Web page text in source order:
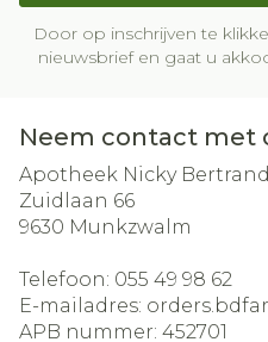
Door op inschrijven te
nieuwsbrief en gaat u
Neem contact met
Apotheek Nicky Bertrand
Zuidlaan 66
9630 Munkzwalm
Telefoon: 055 49 98 62
E-mailadres:
APB nummer: 452701